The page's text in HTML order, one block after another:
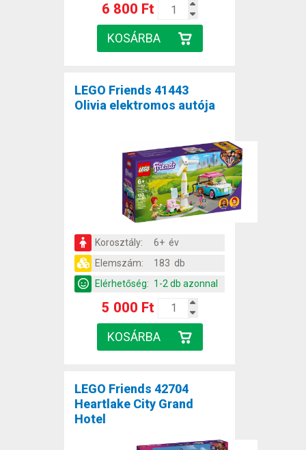
6 800 Ft
LEGO Friends 41443
Olivia elektromos autója
Korosztály:
6+ év
Elemszám:
183 db
Elérhetőség: 1-2 db azonnal
5 000 Ft
LEGO Friends 42704
Heartlake City Grand
Hotel